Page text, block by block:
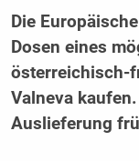
Die
Dosen eines
österreichisch-
Valneva
Auslieferung